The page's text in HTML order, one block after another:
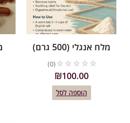
מלח אנגלי (500 גרם)
☆
☆
☆
(0)
₪100.00
הוספה לסל